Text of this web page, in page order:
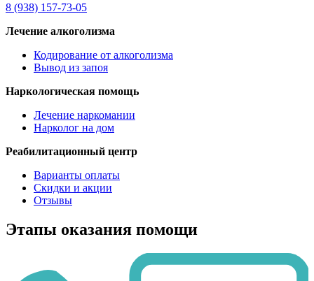
8 (938) 157-73-05
Лечение алкоголизма
Кодирование от алкоголизма
Вывод из запоя
Наркологическая помощь
Лечение наркомании
Нарколог на дом
Реабилитационный центр
Варианты оплаты
Скидки и акции
Отзывы
Этапы оказания помощи